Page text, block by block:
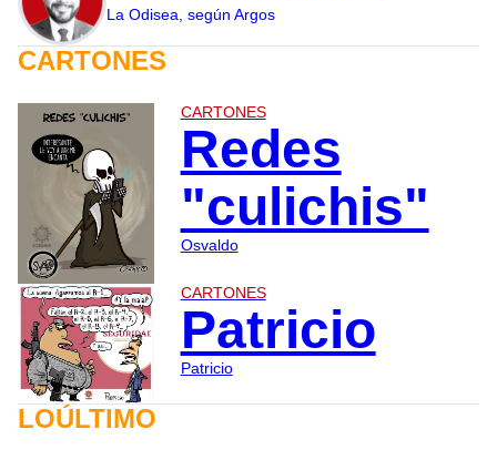
La Odisea, según Argos
CARTONES
CARTONES
Redes
"culichis"
Osvaldo
CARTONES
Patricio
Patricio
LOÚLTIMO